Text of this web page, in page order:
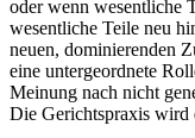
oder wenn wesentliche
wesentliche Teile neu
neuen, dominierenden
eine untergeordnete
Meinung nach nicht
Die Gerichtspraxis wird